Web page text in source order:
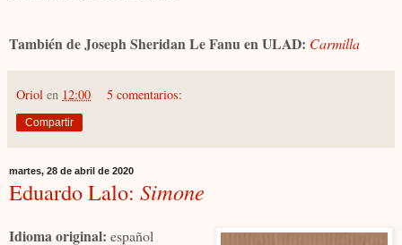
También de Joseph Sheridan Le Fanu en ULAD: Carmilla
Oriol en 12:00 5 comentarios:
Compartir
martes, 28 de abril de 2020
Eduardo Lalo: Simone
Idioma original: español